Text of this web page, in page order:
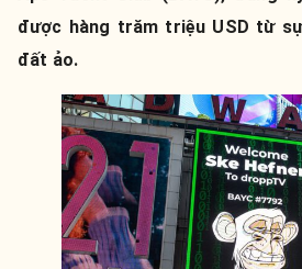
được hàng trăm triệu USD từ
đất ảo.